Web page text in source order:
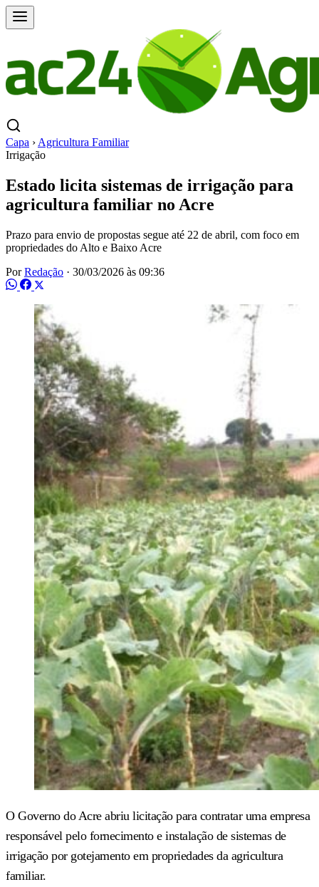
Capa › Agricultura Familiar
Irrigação
Estado licita sistemas de irrigação para
agricultura familiar no Acre
Prazo para envio de propostas segue até 22 de abril, com foco em
propriedades do Alto e Baixo Acre
PorRedação · 30/03/2026 às 09:36
O Governo do Acre abriu licitação para contratar uma empresa
responsável pelo fornecimento e instalação de sistemas de
irrigação por gotejamento em propriedades da agricultura
familiar.